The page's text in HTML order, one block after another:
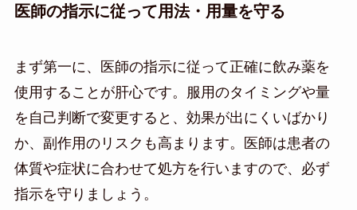
医師の指示に従って用法・用量を守る
まず第一に、医師の指示に従って正確に飲み薬を
使用することが肝心です。服用のタイミングや量
を自己判断で変更すると、効果が出にくいばかり
か、副作用のリスクも高まります。医師は患者の
体質や症状に合わせて処方を行いますので、必ず
指示を守りましょう。